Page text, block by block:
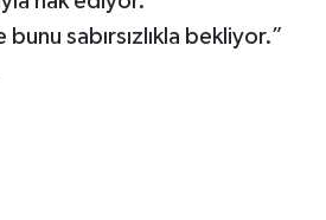
sabırsızlıkla bekliyor.”